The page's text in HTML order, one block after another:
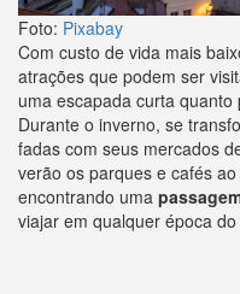
Foto: Pixabay
Com custo de vida mais
atrações que podem ser
uma escapada curta
Durante o inverno, se
fadas com seus mercados
verão os parques e cafés
encontrando uma
viajar em qualquer época